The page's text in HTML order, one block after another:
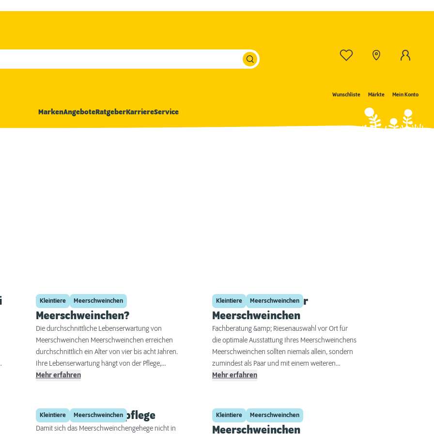
Wunschliste Märkte Mein Konto
MarkenAngeboteRatgeberKarriereService
Kleintiere Meerschweinchen
Wie alt werden
Meerschweinchen?
Die durchschnittliche Lebenserwartung von
Meerschweinchen Meerschweinchen erreichen
durchschnittlich ein Alter von vier bis acht Jahren.
Ihre Lebenserwartung hängt von der Pflege,
Ernährung und den Haltungsbedingungen ab. Eine
Zudem fördert eine artgerechte Haltung mit
ausreichend Bewegung und sozialen Kontakten
Mehr erfahren
Kleintiere Meerschweinchen
Erstausstattung für
Meerschweinchen
Fachberatung &amp; Riesenauswahl vor Ort für
die optimale Ausstattung Ihres Meerschweinchens
Meerschweinchen sollten niemals allein, sondern
zumindest als Paar und mit einem weiteren
Artgenossen gehalten werden. Kaninchen eignen
sprechen nicht die gleiche Sprache und haben
zudem unterschiedliche Ansprüche an ihre
Mehr erfahren
Kleintiere Meerschweinchen
Meerschweinchenpflege
Damit sich das Meerschweinchengehege nicht in
Kleintiere Meerschweinchen
Krallenpflege für
Meerschweinchen